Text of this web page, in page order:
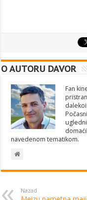
O AUTORU DAVOR
Fan
navedenom tematikom.
Nazad